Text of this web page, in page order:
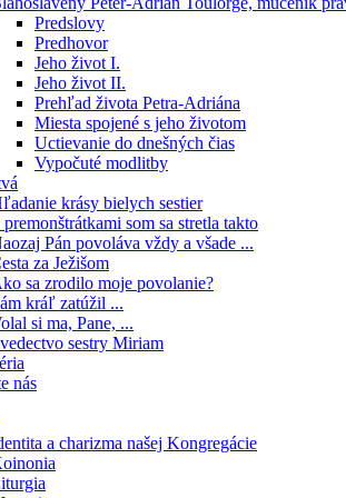
Predslovy
Predhovor
Jeho život I.
Jeho život II.
Prehľad života Petra-Adriána
Miesta spojené s jeho životom
Uctievanie do dnešných čias
Vypočuté modlitby
krásy bielych sestier
premonštrátkami som sa stretla takto
Pán povoláva vždy a všade ...
za Ježišom
sa zrodilo moje povolanie?
kráľ zatúžil ...
si ma, Pane, ...
sestry Miriam
nás
a charizma našej Kongregácie